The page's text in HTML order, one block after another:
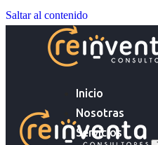
Saltar al contenido
Inicio
Nosotras
Servicios